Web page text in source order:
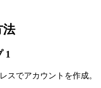
法
1
スでアカウントを作成。